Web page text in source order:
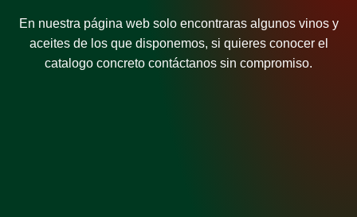
En nuestra página web solo encontraras algunos vinos y
aceites de los que disponemos, si quieres conocer el
catalogo concreto contáctanos sin compromiso.